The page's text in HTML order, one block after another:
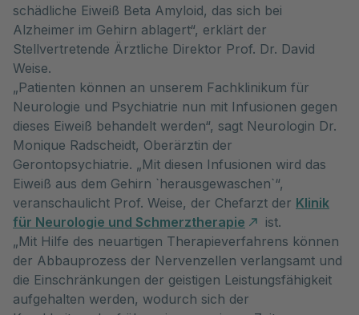
schädliche Eiweiß Beta Amyloid, das sich bei
Alzheimer im Gehirn ablagert“, erklärt der
Stellvertretende Ärztliche Direktor Prof. Dr. David
Weise.
„Patienten können an unserem Fachklinikum für
Neurologie und Psychiatrie nun mit Infusionen gegen
dieses Eiweiß behandelt werden“, sagt Neurologin Dr.
Monique Radscheidt, Oberärztin der
Gerontopsychiatrie. „Mit diesen Infusionen wird das
Eiweiß aus dem Gehirn `herausgewaschen`“,
veranschaulicht Prof. Weise, der Chefarzt der Klinik
für Neurologie und Schmerztherapie
ist.
„Mit Hilfe des neuartigen Therapieverfahrens können
der Abbauprozess der Nervenzellen verlangsamt und
die Einschränkungen der geistigen Leistungsfähigkeit
aufgehalten werden, wodurch sich der